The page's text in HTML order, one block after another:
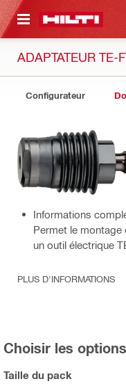
CONTENT
ADAPTATEUR TE-
Configurateur
Informations
Permet le montage
un outil électrique
PLUS D'INFORMATIONS
Choisir les options
Taille du pack